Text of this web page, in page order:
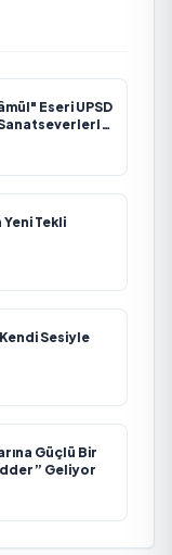
Eseri UPSD
Tekli
Kendi Sesiyle
Güçlü Bir
Geliyor